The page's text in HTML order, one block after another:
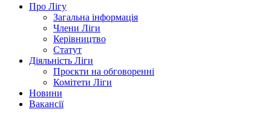
Про Лігу
Загальна інформація
Члени Ліги
Керівництво
Статут
Діяльність Ліги
Проєкти на обговоренні
Комітети Ліги
Новини
Вакансії